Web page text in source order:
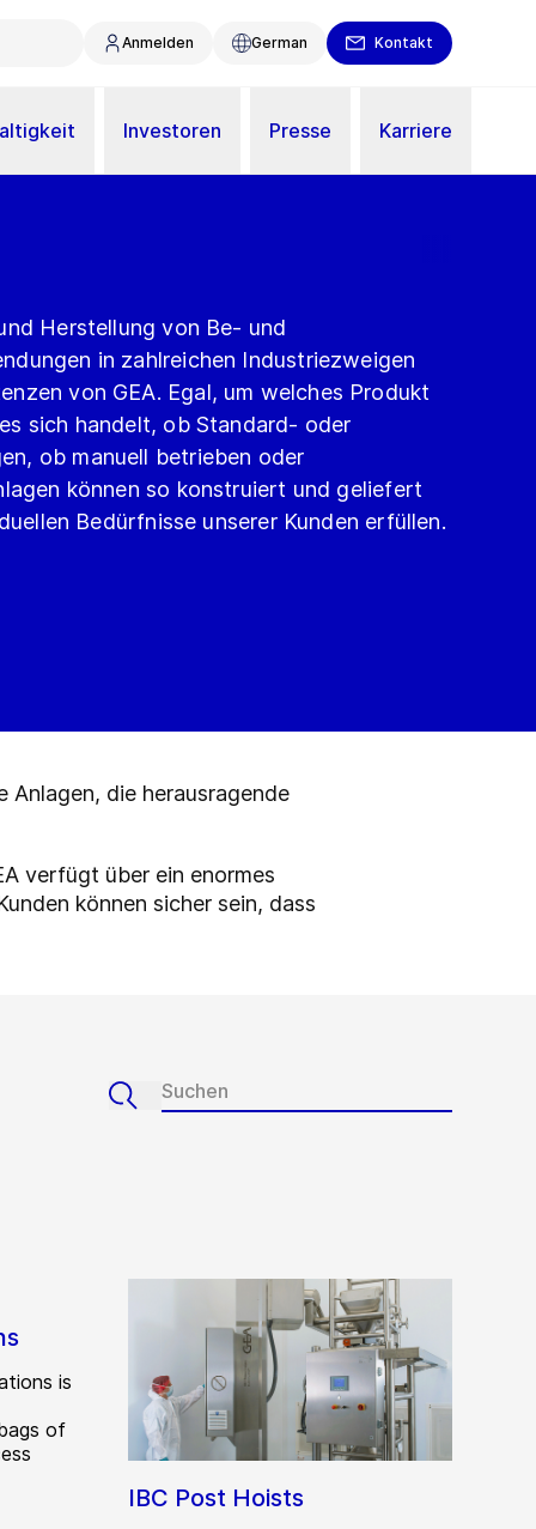
Anmelden German Kontakt
Investoren Presse Karriere
Herstellung von Be- und
in zahlreichen Industriezweigen
von GEA. Egal, um welches Produkt
sich handelt, ob Standard- oder
ob manuell betrieben oder
können so konstruiert und geliefert
Bedürfnisse unserer Kunden erfüllen.
die herausragende
verfügt über ein enormes
können sicher sein, dass
is
of
IBC Post Hoists